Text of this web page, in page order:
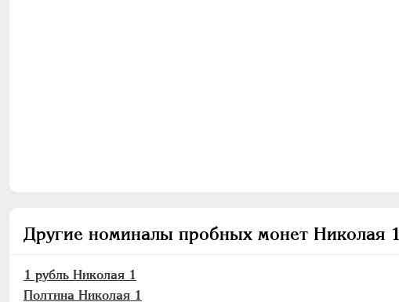
Другие номиналы пробных монет Николая 1
1 рубль Николая 1
Полтина Николая 1